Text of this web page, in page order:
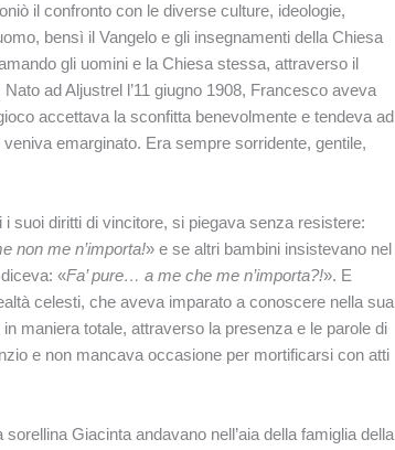
il confronto con le diverse culture, ideologie,
bensì il Vangelo e gli insegnamenti della Chiesa
gli uomini e la Chiesa stessa, attraverso il
ad Aljustrel l’11 giugno 1908, Francesco aveva
accettava la sconfitta benevolmente e tendeva ad
emarginato. Era sempre sorridente, gentile,
suoi diritti di vincitore, si piegava senza resistere:
non me n’importa!» e se altri bambini insistevano nel
«Fa’ pure… a me che me n’importa?!». E
celesti, che aveva imparato a conoscere nella sua
maniera totale, attraverso la presenza e le parole di
e non mancava occasione per mortificarsi con atti
Giacinta andavano nell’aia della famiglia della